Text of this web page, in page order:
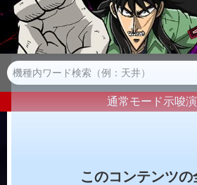
通常モード示唆
このコンテンツの